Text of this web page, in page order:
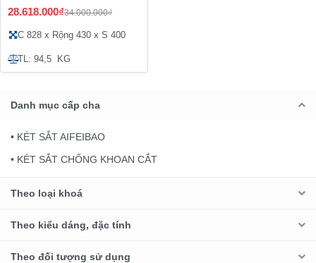
28.618.000₫34.000.000₫
C 828 x Rộng 430 x S 400
TL: 94,5 KG
Danh mục cấp cha
• KÉT SẮT AIFEIBAO
• KÉT SẮT CHỐNG KHOAN CẮT
Theo loại khoá
Theo kiểu dáng, đặc tính
Theo đối tượng sử dụng